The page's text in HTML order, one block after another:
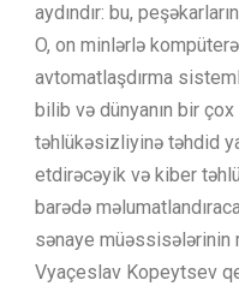
aydındır: bu,
O, on minlərlə
avtomatlaşdırma
bilib və dünyanın bir
təhlükəsizliyinə təhdid
etdirəcəyik və kiber
barədə
sənaye
Vyaçeslav Kopeytsev